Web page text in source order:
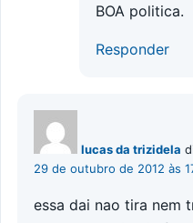
BOA politica.
Responder
lucas da trizidela
29 de outubro de 2012 às
essa dai nao tira nem